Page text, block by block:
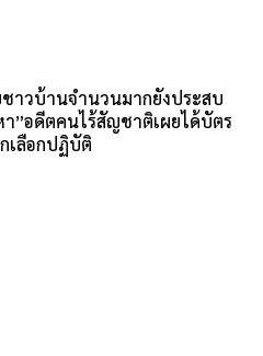
าวบ้านจำนวนมากยังประสบ
”อดีตคนไร้สัญชาติเผยได้บัตร
เลือกปฏิบัติ